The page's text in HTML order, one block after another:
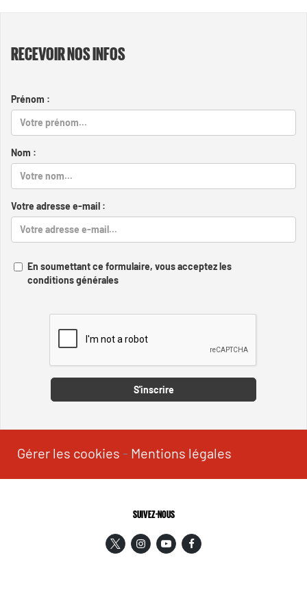
RECEVOIR NOS INFOS
Prénom :
Nom :
Votre adresse e-mail :
En soumettant ce formulaire, vous acceptez les
conditions générales
S'inscrire
Gérer les cookies - Mentions légales
SUIVEZ-NOUS